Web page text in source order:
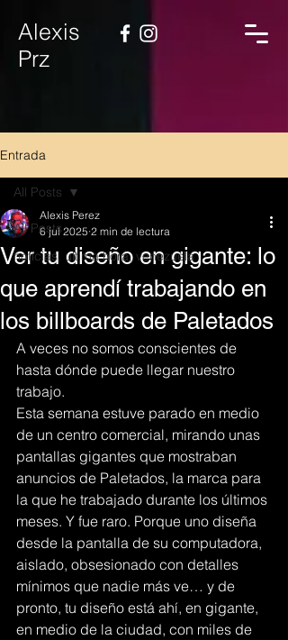
Alexis
Prz
Entrada
All Posts
noticias, ultima hora, venezuela
All Posts
Ver tu diseño en gigante: lo
que aprendí trabajando en
los billboards de Paletados
Alexis Perez
6 jul 2025 2 min de lectura
A veces no somos conscientes de
hasta dónde puede llegar nuestro
trabajo.
Esta semana estuve parado en medio
de un centro comercial, mirando unas
pantallas gigantes que mostraban
anuncios de Paletados, la marca para
la que he trabajado durante los últimos
meses. Y fue raro. Porque uno diseña
desde la pantalla de su computadora,
aislado, obsesionado con detalles
mínimos que nadie más ve… y de
pronto, tu diseño está ahí, en gigante,
en medio de la ciudad, con miles de